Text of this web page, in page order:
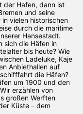
der Hafen, dann ist
und seine
vielen historischen
durch die maritime
Hansestadt.
sich die Häfen in
bis heute? Wie
Ladeluke, Kaje
Anbiethallen auf
die Häfen?
um 1900 und den
erzählen von
großen Werften
Küste – dem